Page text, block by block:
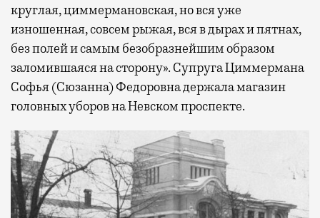
круглая, циммермановская, но вся уже
изношенная, совсем рыжая, вся в дырах и пятнах,
без полей и самым безобразнейшим образом
заломившаяся на сторону». Супруга Циммермана
Софья (Сюзанна) Федоровна держала магазин
головных уборов на Невском проспекте.